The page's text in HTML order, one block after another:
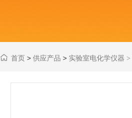
首页 > 供应产品 > 实验室电化学仪器 >